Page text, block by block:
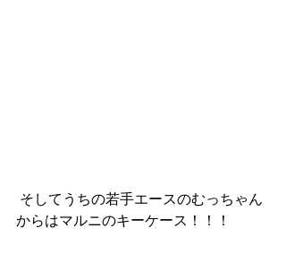
からはマルニのキーケース！！！